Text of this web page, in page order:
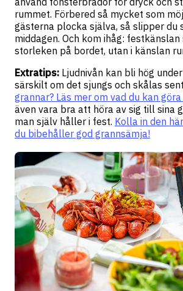
rummet. Förbered så mycket som
gästerna plocka själva, så slipper du
middagen. Och kom ihåg:
storleken på bordet, utan i känslan
Extratips: Ljudnivån kan bli hög
särskilt om det sjungs och skålas
grannar? Läs mer om vad du kan göra
även vara bra att höra av sig till sina
man själv håller i fest. Kolla in den
du bibehåller god grannsämja!